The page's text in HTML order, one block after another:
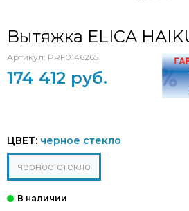
Вытяжка ELICA
Артикул: PRF0146265
174 412 руб.
ЦВЕТ: черное стекло
черное стекло